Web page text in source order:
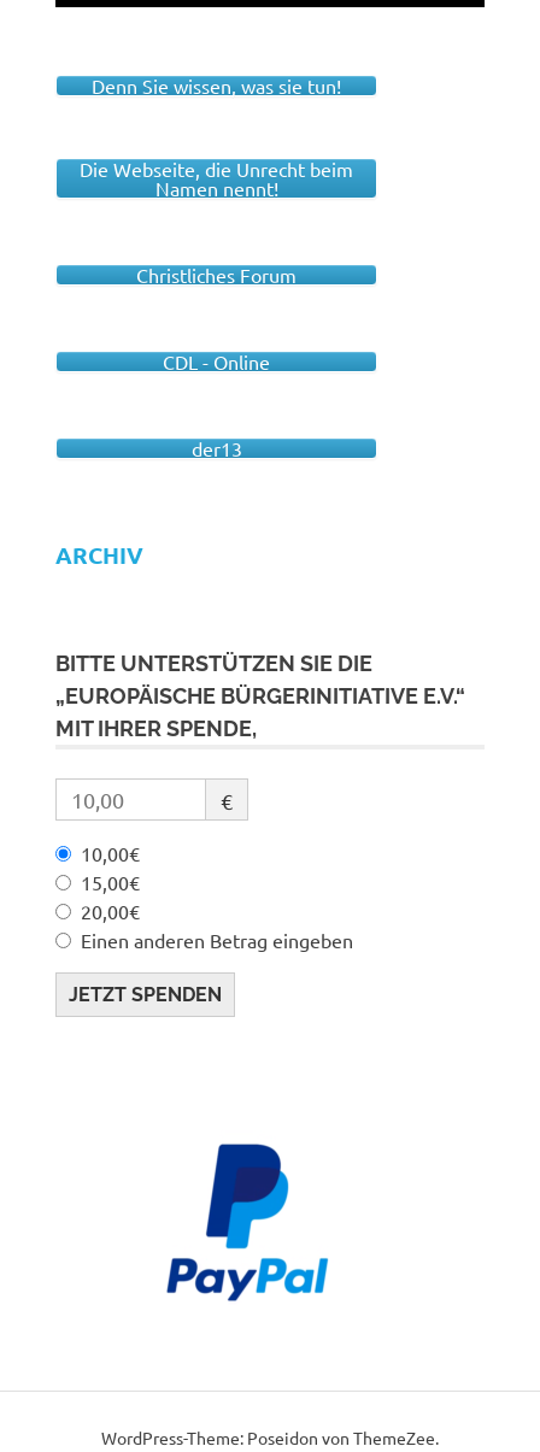
Denn Sie wissen, was sie tun!
Die Webseite, die Unrecht beim
Namen nennt!
Christliches Forum
CDL - Online
der13
ARCHIV
BITTE UNTERSTÜTZEN SIE DIE
„EUROPÄISCHE BÜRGERINITIATIVE E.V.“
MIT IHRER SPENDE,
€
10,00€
15,00€
20,00€
Einen anderen Betrag eingeben
JETZT SPENDEN
WordPress-Theme: Poseidon von ThemeZee.